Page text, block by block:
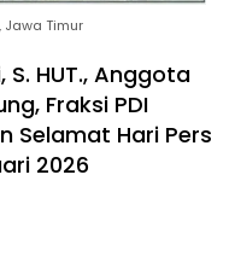
Timur
HUT., Anggota
Fraksi PDI
Selamat Hari Pers
2026